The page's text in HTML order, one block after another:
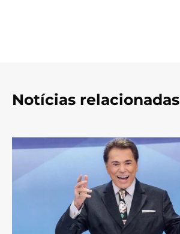
Notícias relacionadas